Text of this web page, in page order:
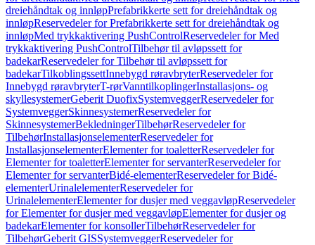
dreiehåndtak og innløpPrefabrikkerte sett for dreiehåndtak og
innløpReservedeler for Prefabrikkerte sett for dreiehåndtak og
innløpMed trykkaktivering PushControlReservedeler for Med
trykkaktivering PushControlTilbehør til avløpssett for
badekarReservedeler for Tilbehør til avløpssett for
badekarTilkoblingssettInnebygd røravbryterReservedeler for
Innebygd røravbryterT-rørVanntilkoplingerInstallasjons- og
skyllesystemerGeberit DuofixSystemveggerReservedeler for
SystemveggerSkinnesystemerReservedeler for
SkinnesystemerBekledningerTilbehørReservedeler for
TilbehørInstallasjonselementerReservedeler for
InstallasjonselementerElementer for toaletterReservedeler for
Elementer for toaletterElementer for servanterReservedeler for
Elementer for servanterBidé-elementerReservedeler for Bidé-
elementerUrinalelementerReservedeler for
UrinalelementerElementer for dusjer med veggavløpReservedeler
for Elementer for dusjer med veggavløpElementer for dusjer og
badekarElementer for konsollerTilbehørReservedeler for
TilbehørGeberit GISSystemveggerReservedeler for